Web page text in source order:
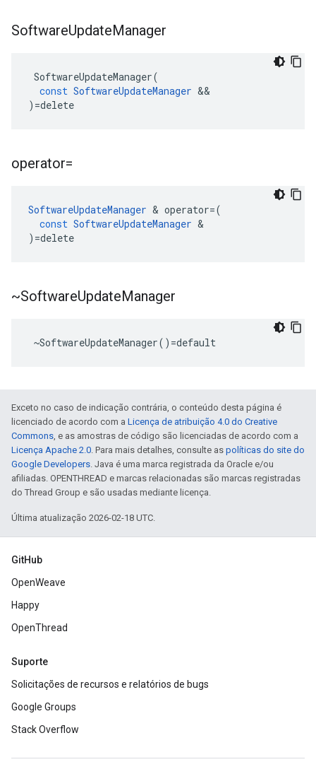
SoftwareUpdateManager
SoftwareUpdateManager(
const SoftwareUpdateManager &&
) =delete
operator=
SoftwareUpdateManager & operator=(
const SoftwareUpdateManager &
) =delete
~SoftwareUpdateManager
~SoftwareUpdateManager()=default
Exceto no caso de indicação contrária, o conteúdo desta página é
licenciado de acordo com a Licença de atribuição 4.0 do Creative
Commons, e as amostras de código são licenciadas de acordo com a
Licença Apache 2.0. Para mais detalhes, consulte as políticas do site do
Google Developers. Java é uma marca registrada da Oracle e/ou
afiliadas. OPENTHREAD e marcas relacionadas são marcas registradas
do Thread Group e são usadas mediante licença.
Última atualização 2026-02-18 UTC.
GitHub
OpenWeave
Happy
OpenThread
Suporte
Solicitações de recursos e relatórios de bugs
Google Groups
Stack Overflow